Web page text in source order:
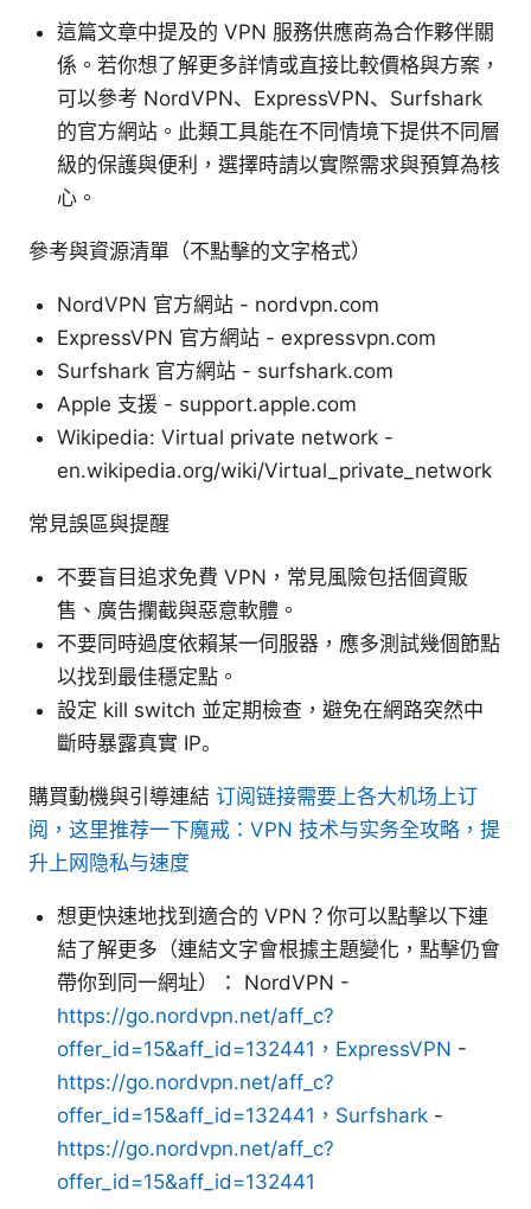
這篇文章中提及的 VPN 服務供應商為合作夥伴關
係。若你想了解更多詳情或直接比較價格與方案，
可以參考 NordVPN、ExpressVPN、Surfshark
的官方網站。此類工具能在不同情境下提供不同層
級的保護與便利，選擇時請以實際需求與預算為核
心。
參考與資源清單（不點擊的文字格式）
NordVPN 官方網站 - nordvpn.com
ExpressVPN 官方網站 - expressvpn.com
Surfshark 官方網站 - surfshark.com
Apple 支援 - support.apple.com
Wikipedia: Virtual private network -
en.wikipedia.org/wiki/Virtual_private_network
常見誤區與提醒
不要盲目追求免費 VPN，常見風險包括個資販
售、廣告攔截與惡意軟體。
不要同時過度依賴某一伺服器，應多測試幾個節點
以找到最佳穩定點。
設定 kill switch 並定期檢查，避免在網路突然中
斷時暴露真實 IP。
購買動機與引導連結 订阅链接需要上各大机场上订
阅，这里推荐一下魔戒：VPN 技术与实务全攻略，提
升上网隐私与速度
想更快速地找到適合的 VPN？你可以點擊以下連
結了解更多（連結文字會根據主題變化，點擊仍會
帶你到同一網址）： NordVPN -
https://go.nordvpn.net/aff_c?
offer_id=15&aff_id=132441，ExpressVPN -
https://go.nordvpn.net/aff_c?
offer_id=15&aff_id=132441，Surfshark -
https://go.nordvpn.net/aff_c?
offer_id=15&aff_id=132441